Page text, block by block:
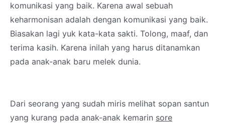
komunikasi yang baik. Karena awal sebuah
keharmonisan adalah dengan komunikasi yang baik.
Biasakan lagi yuk kata-kata sakti. Tolong, maaf, dan
terima kasih. Karena inilah yang harus ditanamkan
pada anak-anak baru melek dunia.
Dari seorang yang sudah miris melihat sopan santun
yang kurang pada anak-anak kemarin sore